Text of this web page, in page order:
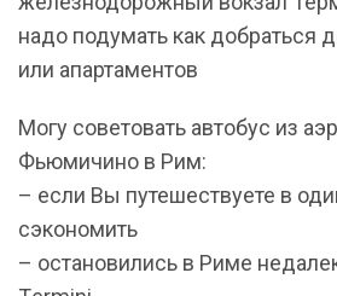
надо подумать как добраться
или апартаментов
Могу советовать автобус из
Фьюмичино в Рим:
– если Вы путешествуете в
сэкономить
– остановились в Риме